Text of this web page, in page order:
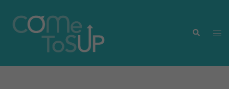
contenu